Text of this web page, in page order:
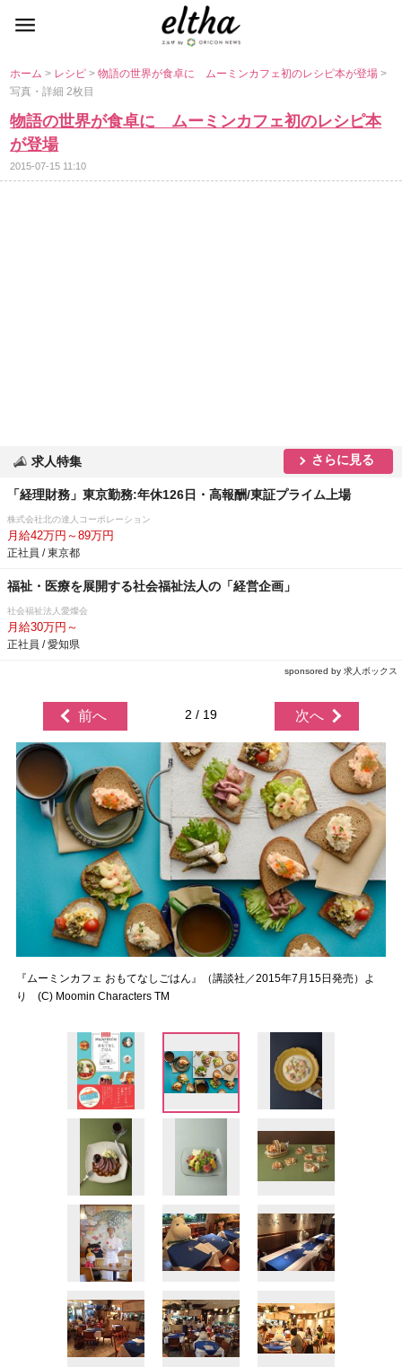
ホーム> レシピ>物語の世界が食卓に ムーミンカフェ初のレシピ本が登場>
写真・詳細 2枚目
物語の世界が食卓に ムーミンカフェ初のレシピ本
が登場
2015-07-15 11:10
求人特集 さらに見る
「経理財務」東京勤務:年休126日・高報酬/東証プライム上場
株式会社北の達人コーポレーション
月給42万円～89万円
正社員 / 東京都
福祉・医療を展開する社会福祉法人の「経営企画」
社会福祉法人愛燦会
月給30万円～
正社員 / 愛知県
sponsored by 求人ボックス
前へ 2 / 19 次へ
『ムーミンカフェ おもてなしごはん』（講談社／2015年7月15日発売）よ
り (C) Moomin Characters TM